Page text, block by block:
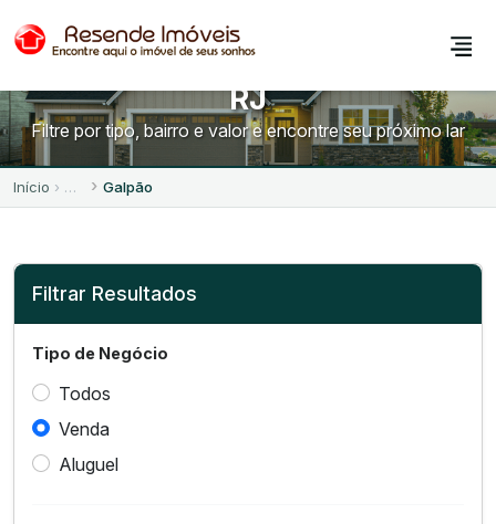
Galpões à Venda em Resende -
RJ
Filtre por tipo, bairro e valor e encontre seu próximo lar
Início Galpão
Filtrar Resultados
Tipo de Negócio
Todos
Venda
Aluguel